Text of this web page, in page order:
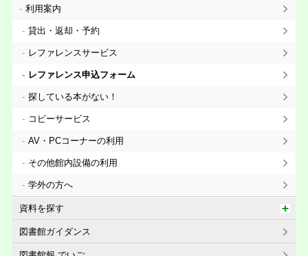
利用案内
貸出・返却・予約
レファレンスサービス
レファレンス申込フォーム
探している本がない！
コピーサービス
AV・PCコーナーの利用
その他館内設備の利用
学外の方へ
資料を探す
図書館ガイダンス